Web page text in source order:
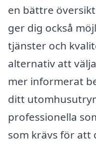
en bättre
ger dig också
tjänster och
alternativ att
mer informerat
ditt
professionella
som krävs för att